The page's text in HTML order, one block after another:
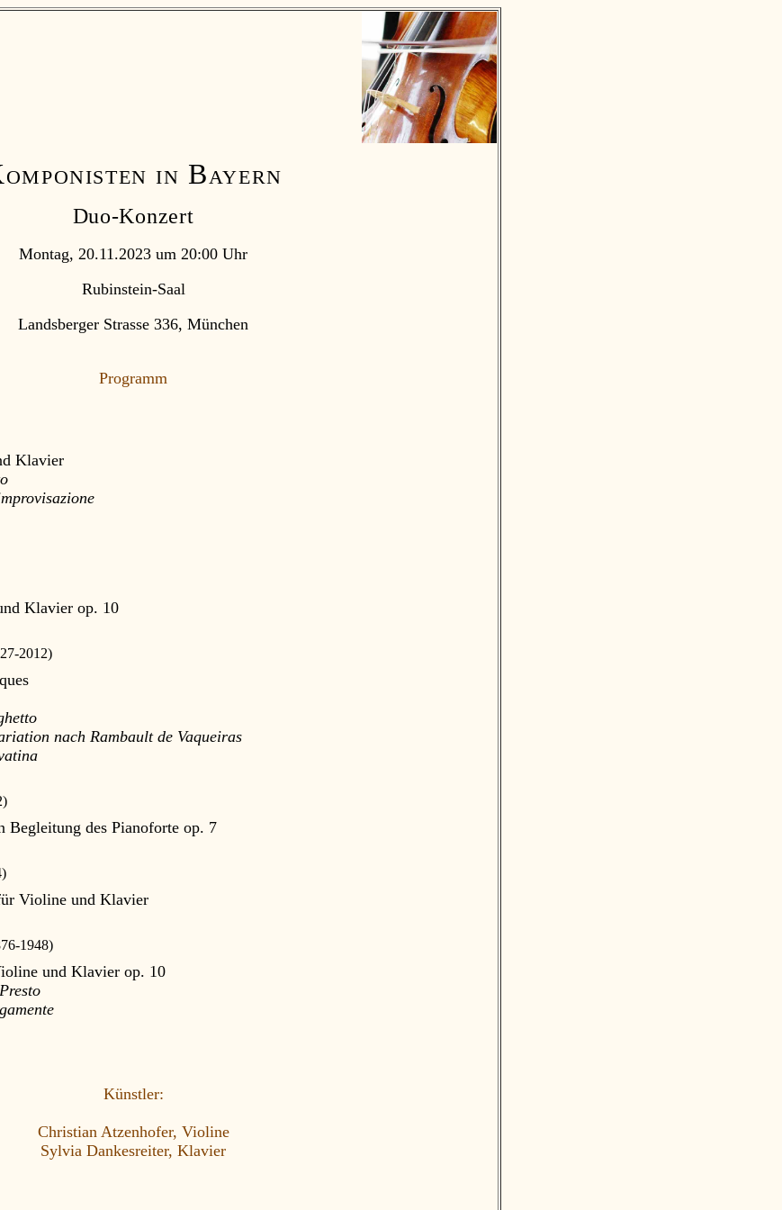
in Bayern
Duo-Konzert
Montag, 20.11.2023 um 20:00 Uhr
Rubinstein-Saal
Landsberger Strasse 336, München
Programm
Klavier
Klavier op. 10
2012)
nach Rambault de Vaqueiras
des Pianoforte op. 7
Violine und Klavier
1948)
und Klavier op. 10
Künstler:
Christian Atzenhofer, Violine
Sylvia Dankesreiter, Klavier